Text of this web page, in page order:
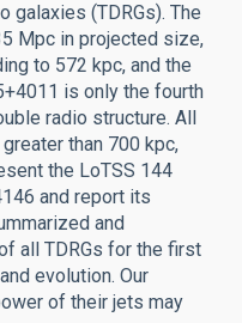
galaxies (TDRGs). The
Mpc in projected size,
to 572 kpc, and the
is only the fourth
radio structure. All
than 700 kpc,
the LoTSS 144
and report its
and
all TDRGs for the first
evolution. Our
of their jets may